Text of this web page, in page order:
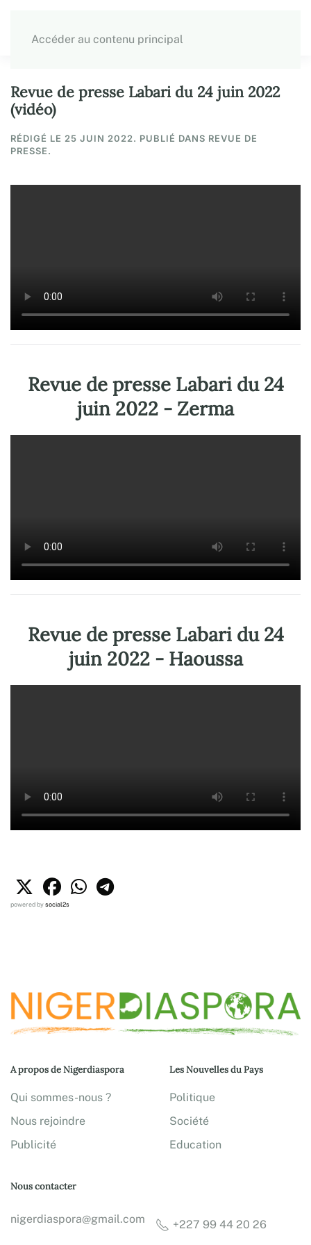
Accéder au contenu principal
Revue de presse Labari du 24 juin 2022
(vidéo)
RÉDIGÉ LE 25 JUIN 2022. PUBLIÉ DANS REVUE DE
PRESSE.
Revue de presse Labari du 24
juin 2022 - Zerma
Revue de presse Labari du 24
juin 2022 - Haoussa
powered bysocial2s
A propos de Nigerdiaspora
Qui sommes-nous ?
Nous rejoindre
Publicité
Les Nouvelles du Pays
Politique
Société
Education
Nous contacter
nigerdiaspora@gmail.com +227 99 44 20 26